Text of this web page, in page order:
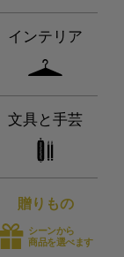
インテリア
文具と手芸
贈りもの
シーンから
商品を選べます